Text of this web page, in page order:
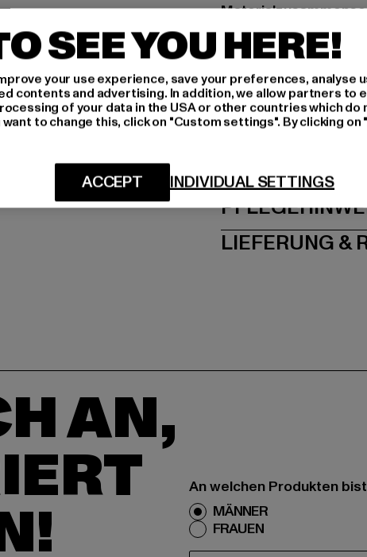
Art.Nr: PD00002356-
Hersteller: Urban
Schanzenstraße 41 |
GRÖSSE
LIEFERUNG &
AN,
An welchen Produkten
MÄNNER
FRAUEN
SEE YOU HERE!
your use experience, save your preferences, analyse
contents and advertising. In addition, we allow partners to
of your data in the USA or other countries which do
to change this, click on "Custom settings". By clicking
INDIVIDUAL SETTINGS
ACCEPT